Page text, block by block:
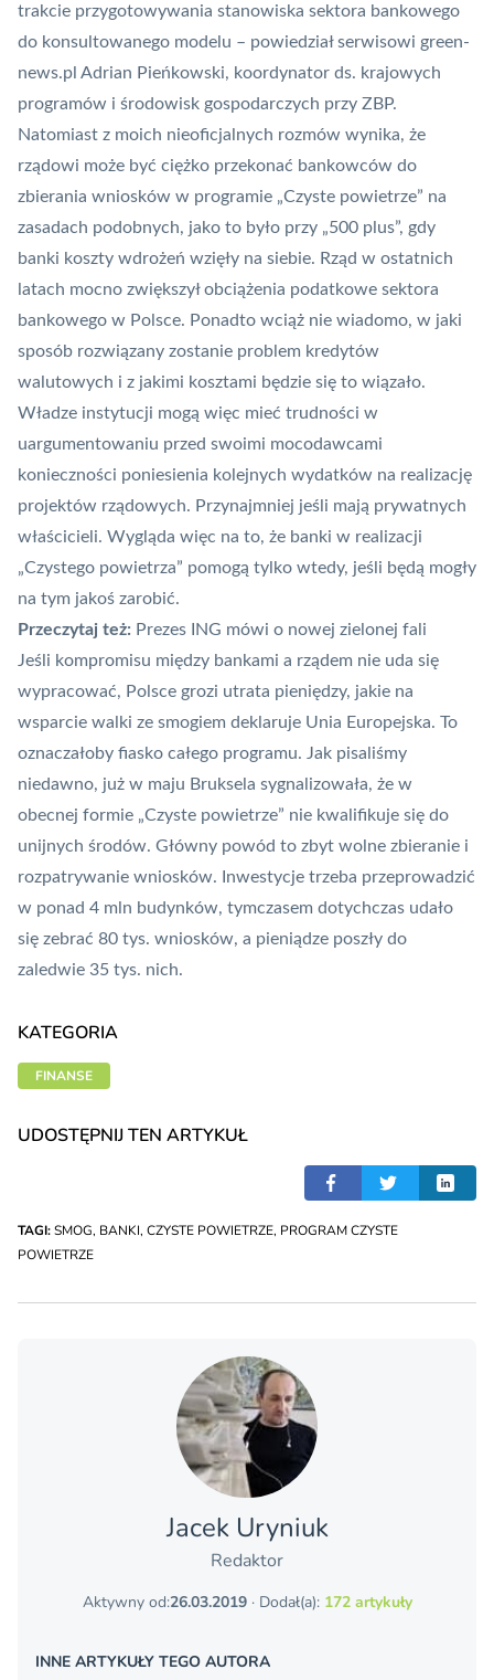
trakcie przygotowywania stanowiska sektora bankowego
do konsultowanego modelu – powiedział serwisowi green-
news.pl Adrian Pieńkowski, koordynator ds. krajowych
programów i środowisk gospodarczych przy ZBP.
Natomiast z moich nieoficjalnych rozmów wynika, że
rządowi może być ciężko przekonać bankowców do
zbierania wniosków w programie „Czyste powietrze” na
zasadach podobnych, jako to było przy „500 plus”, gdy
banki koszty wdrożeń wzięły na siebie. Rząd w ostatnich
latach mocno zwiększył obciążenia podatkowe sektora
bankowego w Polsce. Ponadto wciąż nie wiadomo, w jaki
sposób rozwiązany zostanie problem kredytów
walutowych i z jakimi kosztami będzie się to wiązało.
Władze instytucji mogą więc mieć trudności w
uargumentowaniu przed swoimi mocodawcami
konieczności poniesienia kolejnych wydatków na realizację
projektów rządowych. Przynajmniej jeśli mają prywatnych
właścicieli. Wygląda więc na to, że banki w realizacji
„Czystego powietrza” pomogą tylko wtedy, jeśli będą mogły
na tym jakoś zarobić.
Przeczytaj też: Prezes ING mówi o nowej zielonej fali
Jeśli kompromisu między bankami a rządem nie uda się
wypracować, Polsce grozi utrata pieniędzy, jakie na
wsparcie walki ze smogiem deklaruje Unia Europejska. To
oznaczałoby fiasko całego programu. Jak pisaliśmy
niedawno, już w maju Bruksela sygnalizowała, że w
obecnej formie „Czyste powietrze” nie kwalifikuje się do
unijnych środów. Główny powód to zbyt wolne zbieranie i
rozpatrywanie wniosków. Inwestycje trzeba przeprowadzić
w ponad 4 mln budynków, tymczasem dotychczas udało
się zebrać 80 tys. wniosków, a pieniądze poszły do
zaledwie 35 tys. nich.
KATEGORIA
FINANSE
UDOSTĘPNIJ TEN ARTYKUŁ
TAGI:SMOG, BANKI, CZYSTE POWIETRZE, PROGRAM CZYSTE
POWIETRZE
Jacek Uryniuk
Redaktor
Aktywny od:26.03.2019· Dodał(a): 172 artykuły
INNE ARTYKUŁY TEGO AUTORA